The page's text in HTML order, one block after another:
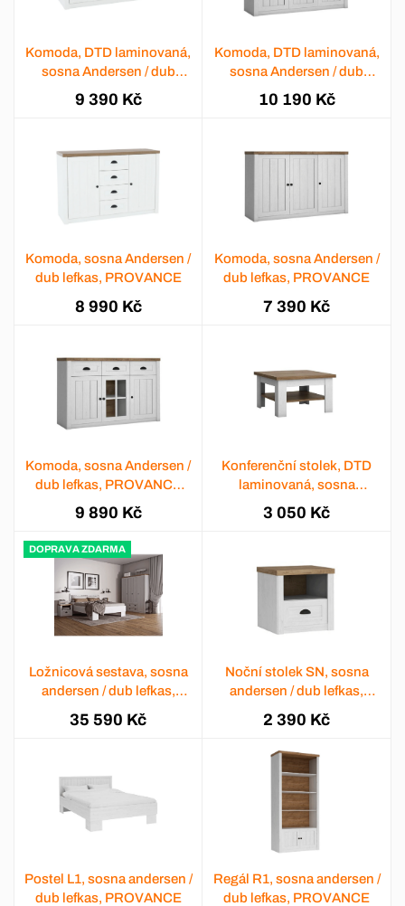
Komoda, DTD laminovaná,
sosna Andersen / dub
lefkas, PROVANCE
9 390 Kč
Komoda, DTD laminovaná,
sosna Andersen / dub
lefkas, PROVANCE K3SP
10 190 Kč
Komoda, sosna Andersen /
dub lefkas, PROVANCE
8 990 Kč
Komoda, sosna Andersen /
dub lefkas, PROVANCE
7 390 Kč
Komoda, sosna Andersen /
dub lefkas, PROVANCE
K3S
9 890 Kč
Konferenční stolek, DTD
laminovaná, sosna
Andersen / dub lefkas,
PROVANCE ST
3 050 Kč
DOPRAVA ZDARMA
Ložnicová sestava, sosna
andersen / dub lefkas,
35 590 Kč
Noční stolek SN, sosna
andersen / dub lefkas,
2 390 Kč
Postel L1, sosna andersen /
dub lefkas, PROVANCE
Regál R1, sosna andersen /
dub lefkas, PROVANCE